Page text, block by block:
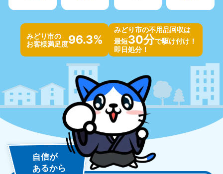
みどり市の
お客様満足度96.3%
みどり市の不用品回収は
最短30分で駆け付け！
即日処分！
自信が
あるから